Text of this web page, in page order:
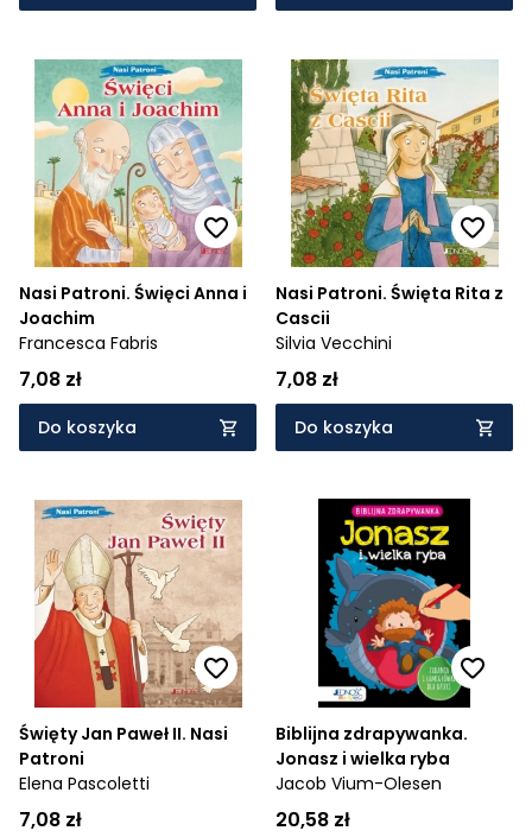
Nasi Patroni. Święci Anna i
Joachim
Francesca Fabris
7,08 zł
Do koszyka
Nasi Patroni. Święta Rita z
Cascii
Silvia Vecchini
7,08 zł
Do koszyka
Święty Jan Paweł II. Nasi
Patroni
Elena Pascoletti
7,08 zł
Biblijna zdrapywanka.
Jonasz i wielka ryba
Jacob Vium-Olesen
20,58 zł